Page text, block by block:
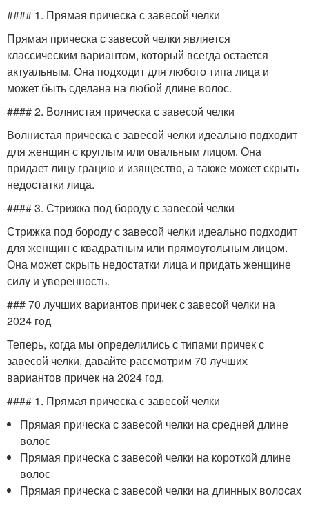
#### 1. Прямая прическа с завесой челки
Прямая прическа с завесой челки является
классическим вариантом, который всегда остается
актуальным. Она подходит для любого типа лица и
может быть сделана на любой длине волос.
#### 2. Волнистая прическа с завесой челки
Волнистая прическа с завесой челки идеально подходит
для женщин с круглым или овальным лицом. Она
придает лицу грацию и изящество, а также может скрыть
недостатки лица.
#### 3. Стрижка под бороду с завесой челки
Стрижка под бороду с завесой челки идеально подходит
для женщин с квадратным или прямоугольным лицом.
Она может скрыть недостатки лица и придать женщине
силу и уверенность.
### 70 лучших вариантов причек с завесой челки на
2024 год
Теперь, когда мы определились с типами причек с
завесой челки, давайте рассмотрим 70 лучших
вариантов причек на 2024 год.
#### 1. Прямая прическа с завесой челки
Прямая прическа с завесой челки на средней длине
волос
Прямая прическа с завесой челки на короткой длине
волос
Прямая прическа с завесой челки на длинных волосах